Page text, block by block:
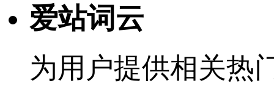
爱站词云
为用户提供相关热